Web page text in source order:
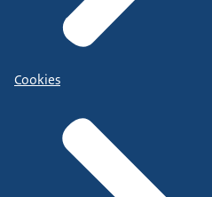
Cookies